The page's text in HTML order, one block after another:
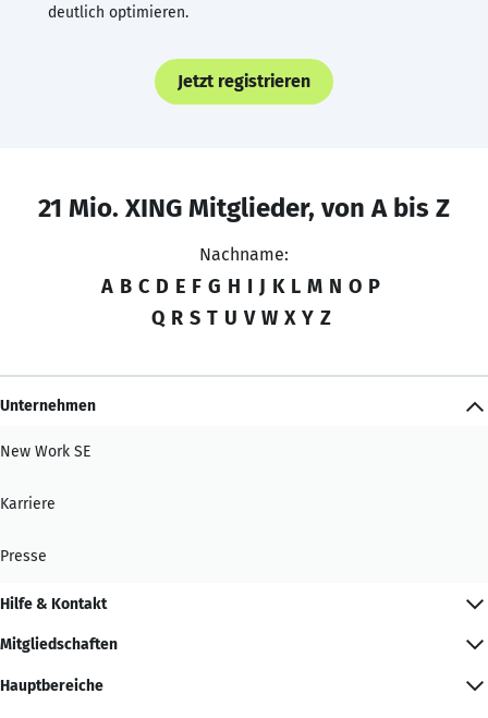
deutlich optimieren.
Jetzt registrieren
21 Mio. XING Mitglieder, von A bis Z
Nachname:
A B C D E F G H I J K L M N O P
Q R S T U V W X Y Z
Unternehmen
New Work SE
Karriere
Presse
Hilfe & Kontakt
Mitgliedschaften
Hauptbereiche